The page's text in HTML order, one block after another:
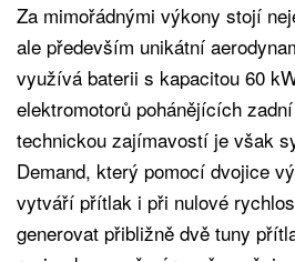
Za mimořádnými výkony stojí
ale především unikátní
využívá baterii s kapacitou 60
elektromotorů pohánějících
technickou zajímavostí je však
Demand, který pomocí dvojice
vytváří přítlak i při nulové
generovat přibližně dvě tuny